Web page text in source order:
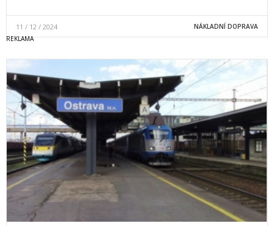
11 / 12 / 2024 NÁKLADNÍ DOPRAVA